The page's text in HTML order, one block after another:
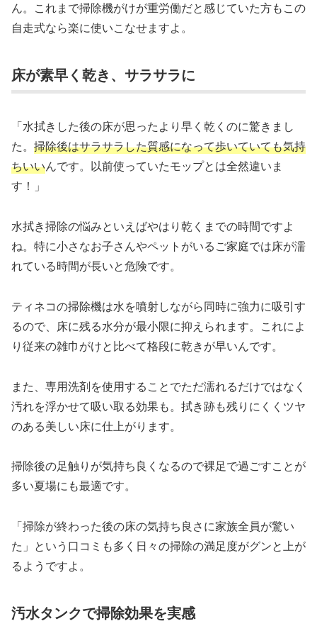
ん。これまで掃除機がけが重労働だと感じていた方もこの
自走式なら楽に使いこなせますよ。
床が素早く乾き、サラサラに
「水拭きした後の床が思ったより早く乾くのに驚きまし
た。 掃除後はサラサラした質感になって歩いていても気持
ちいいんです。以前使っていたモップとは全然違いま
す！」
水拭き掃除の悩みといえばやはり乾くまでの時間ですよ
ね。特に小さなお子さんやペットがいるご家庭では床が濡
れている時間が長いと危険です。
ティネコの掃除機は水を噴射しながら同時に強力に吸引す
るので、床に残る水分が最小限に抑えられます。これによ
り従来の雑巾がけと比べて格段に乾きが早いんです。
また、専用洗剤を使用することでただ濡れるだけではなく
汚れを浮かせて吸い取る効果も。拭き跡も残りにくくツヤ
のある美しい床に仕上がります。
掃除後の足触りが気持ち良くなるので裸足で過ごすことが
多い夏場にも最適です。
「掃除が終わった後の床の気持ち良さに家族全員が驚い
た」という口コミも多く日々の掃除の満足度がグンと上が
るようですよ。
汚水タンクで掃除効果を実感